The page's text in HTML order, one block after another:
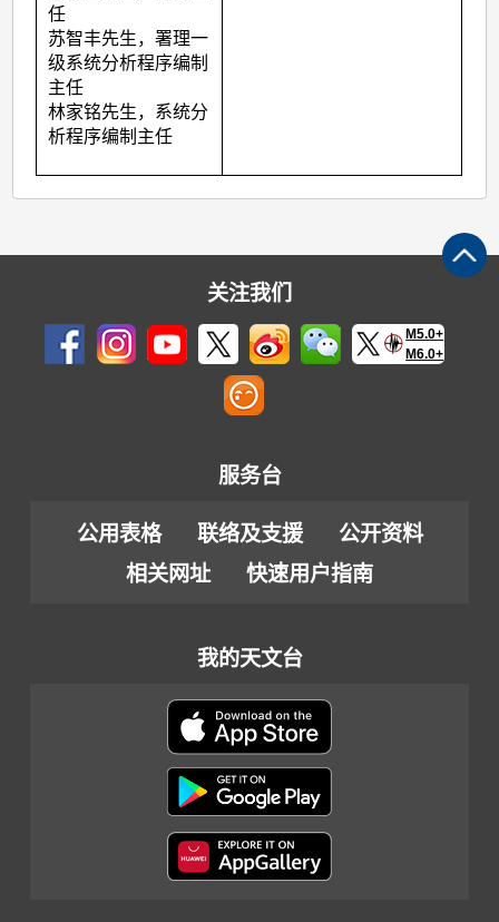
任
苏智丰先生，署理一
级系统分析程序编制
主任
林家铭先生，系统分
析程序编制主任
关注我们
M5.0+
M6.0+
服务台
公用表格 联络及支援
公开资料
相关网址
快速用户指南
我的天文台